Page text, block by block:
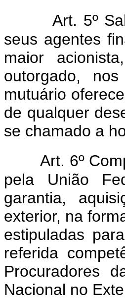
Art. 5º
seus agentes
maior
outorgado,
mutuário
de qualquer
se chamado a
Art. 6º
pela União
garantia,
exterior, na
estipuladas
referida
Procuradores
Nacional no